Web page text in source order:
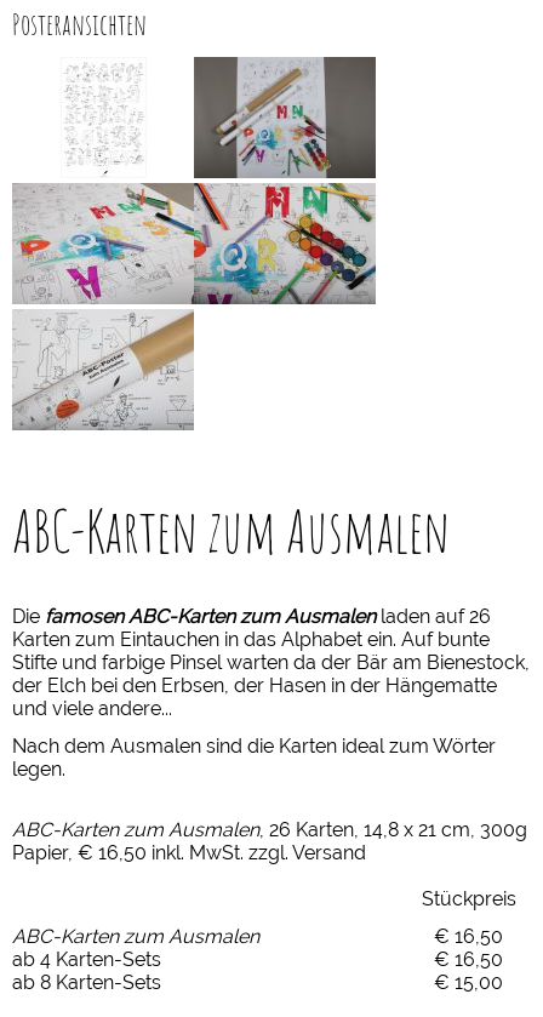
Posteransichten
ABC-Karten zum Ausmalen
Die famosen ABC-Karten zum Ausmalenladen auf 26
Karten zum Eintauchen in das Alphabet ein. Auf bunte
Stifte und farbige Pinsel warten da der Bär am Bienestock,
der Elch bei den Erbsen, der Hasen in der Hängematte
und viele andere...
Nach dem Ausmalen sind die Karten ideal zum Wörter
legen.
ABC-Karten zum Ausmalen, 26 Karten, 14,8 x 21 cm, 300g
Papier, € 16,50 inkl. MwSt. zzgl. Versand
Stückpreis
ABC-Karten zum Ausmalen
€ 16,50
ab 4 Karten-Sets
€ 16,50
ab 8 Karten-Sets
€ 15,00